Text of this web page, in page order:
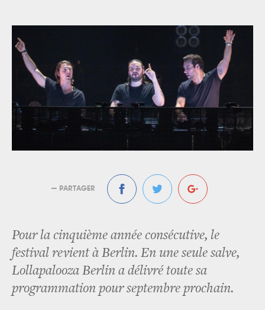
— PARTAGER
Pour la cinquième année consécutive, le
festival revient à Berlin. En une seule salve,
Lollapalooza Berlin a délivré toute sa
programmation pour septembre prochain.